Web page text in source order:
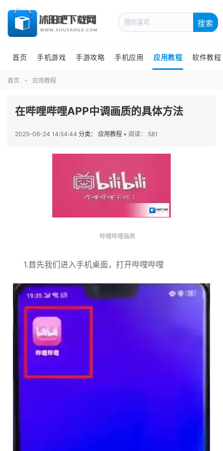
搜索
首页 手机游戏 手游攻略 手机应用 应用教程 软件教程
首页 应用教程
在哔哩哔哩APP中调画质的具体方法
2025-06-24 14:54:44 分类： 应用教程 • 阅读： 581
哔哩哔哩画质
1.首先我们进入手机桌面，打开哔哩哔哩